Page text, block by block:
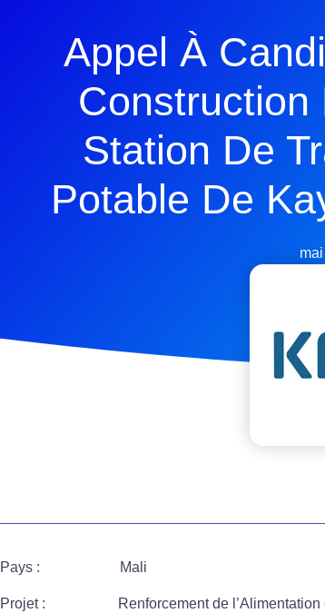
Appel À
Construction
Station De
Potable De
Pays : Mali
Projet : Renforcement de l’Alimentation en